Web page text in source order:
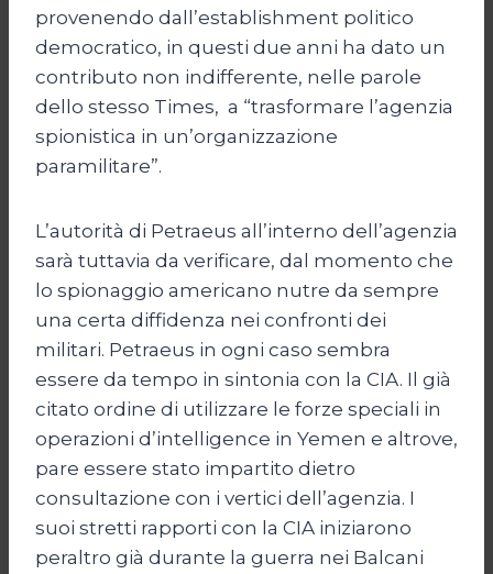
provenendo dall’establishment politico
democratico, in questi due anni ha dato un
contributo non indifferente, nelle parole
dello stesso Times, a “trasformare l’agenzia
spionistica in un’organizzazione
paramilitare”.
L’autorità di Petraeus all’interno dell’agenzia
sarà tuttavia da verificare, dal momento che
lo spionaggio americano nutre da sempre
una certa diffidenza nei confronti dei
militari. Petraeus in ogni caso sembra
essere da tempo in sintonia con la CIA. Il già
citato ordine di utilizzare le forze speciali in
operazioni d’intelligence in Yemen e altrove,
pare essere stato impartito dietro
consultazione con i vertici dell’agenzia. I
suoi stretti rapporti con la CIA iniziarono
peraltro già durante la guerra nei Balcani